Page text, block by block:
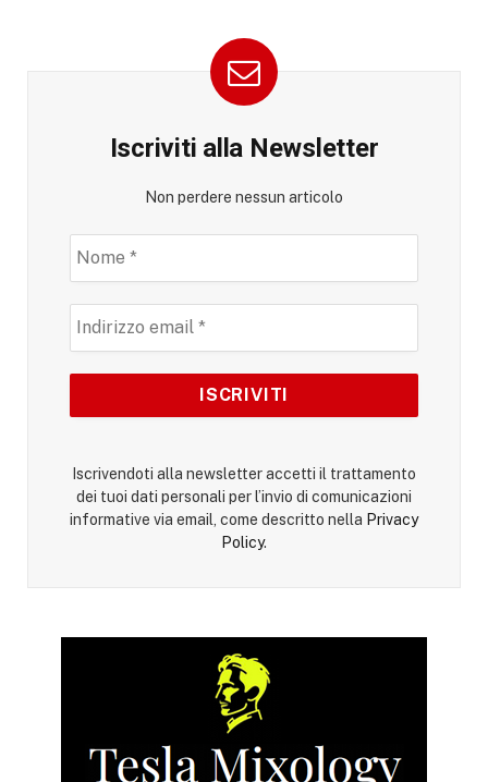
Iscriviti alla Newsletter
Non perdere nessun articolo
Iscrivendoti alla newsletter accetti il trattamento
dei tuoi dati personali per l’invio di comunicazioni
informative via email, come descritto nella Privacy
Policy.